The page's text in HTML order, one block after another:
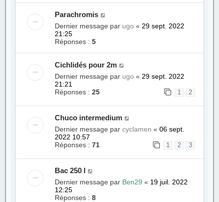
Parachromis
Dernier message par ugo « 29 sept. 2022
21:25
Réponses :5
Cichlidés pour 2m
Dernier message par ugo « 29 sept. 2022
21:21
Réponses :25 1 2
Chuco intermedium
Dernier message parcyclamen «06 sept.
2022 10:57
Réponses :71 1 2 3
Bac 250 l
Dernier message par Ben29 « 19 juil. 2022
12:25
Réponses :8